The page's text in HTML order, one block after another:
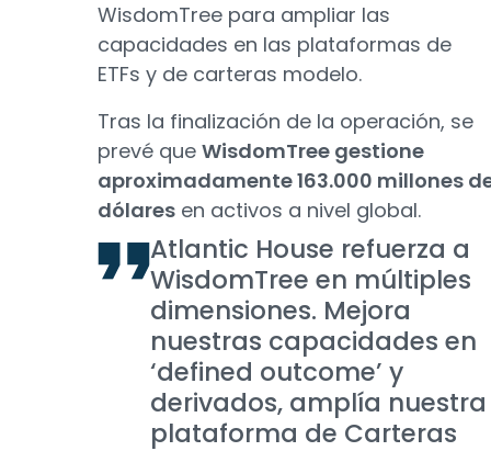
WisdomTree para ampliar las
capacidades en las plataformas de
ETFs y de carteras modelo.
Tras la finalización de la operación, se
prevé que WisdomTree gestione
aproximadamente 163.000 millones
dólares en activos a nivel global.
Atlantic House refuerza a
WisdomTree en múltiples
dimensiones. Mejora
nuestras capacidades en
‘defined outcome’ y
derivados, amplía nuestra
plataforma de Carteras